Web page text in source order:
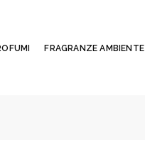
FRAGRANZE AMBIENTE